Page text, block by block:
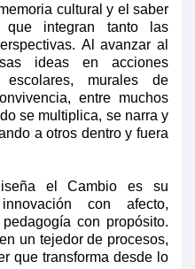
cultural y el saber
que integran tanto las
Alavanzar al
ideas en acciones
murales de
, entre muchos
se multiplica, se narra y
a otros dentro y fuera
el Cambio es su
con afecto,
con propósito.
un tejedor de procesos,
que transforma desde lo